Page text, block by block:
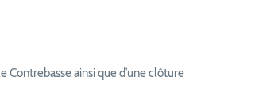
ainsi que d’une clôture